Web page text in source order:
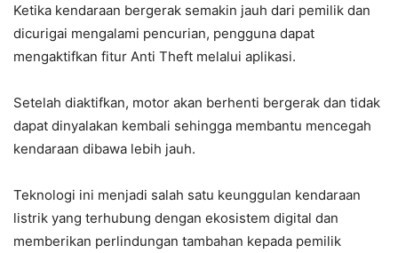
Ketika kendaraan bergerak semakin jauh dari pemilik dan
dicurigai mengalami pencurian, pengguna dapat
mengaktifkan fitur Anti Theft melalui aplikasi.
Setelah diaktifkan, motor akan berhenti bergerak dan tidak
dapat dinyalakan kembali sehingga membantu mencegah
kendaraan dibawa lebih jauh.
Teknologi ini menjadi salah satu keunggulan kendaraan
listrik yang terhubung dengan ekosistem digital dan
memberikan perlindungan tambahan kepada pemilik